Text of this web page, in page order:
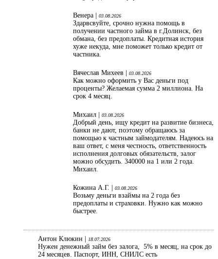
Венера | 03.08.2026
Здарвсвуйте, срочно нужна помощь в
получении частного займа в г.Долинск, без
обмана, без предоплаты. Кредитная история
хуже некуда, мне поможет только кредит от
частника.
Вячеслав Михеев | 03.08.2026
Как можно оформить у Вас деньги под
проценты? Желаемая сумма 2 миллиона. На
срок 4 месяц.
Михаил | 03.08.2026
Добрый день, ищу кредит на развитие бизнеса,
банки не дают, поэтому обращаюсь за
помощью к частным займодателям. Надеюсь на
ваш ответ, с меня честность, ответственность
исполнения долговых обязательств, залог
можно обсудить. 340000 на 1 или 2 года.
Михаил.
Кожина А.Г. | 03.08.2026
Возьму деньги взаймы на 2 года без
предоплаты и страховки. Нужно как можно
быстрее.
Антон Клюкин | 18.07.2026
Нужен денежный займ без залога, 5% в месяц, на срок до
24 месяцев. Паспорт, ИНН, СНИЛС есть